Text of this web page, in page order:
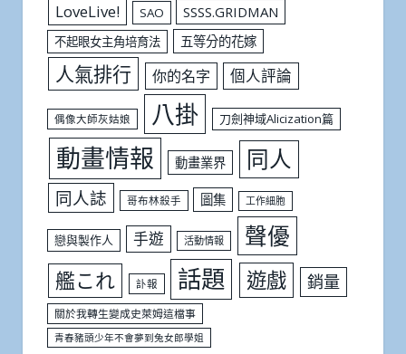
LoveLive! SAO SSSS.GRIDMAN
不起眼女主角培育法 五等分的花嫁
人氣排行 你的名字 個人評論
偶像大師灰姑娘 八掛 刀劍神域Alicization篇
動畫情報 動畫業界 同人
同人誌 哥布林殺手 圖集 工作細胞
戀與製作人 手遊 活動情報 聲優
艦これ 訃報 話題 遊戲 銷量
關於我轉生變成史萊姆這檔事
青春豬頭少年不會夢到兔女郎學姐